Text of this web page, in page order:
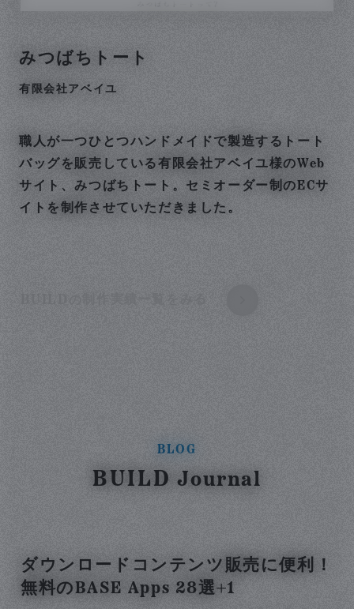
みつばちトート
有限会社アベイユ
職人が一つひとつハンドメイドで製造するトート
バッグを販売している有限会社アベイユ様のWeb
サイト、みつばちトート。セミオーダー制のECサ
イトを制作させていただきました。
BLOG
BUILD Journal
ダウンロードコンテンツ販売に便利！
無料のBASE Apps 28選+1